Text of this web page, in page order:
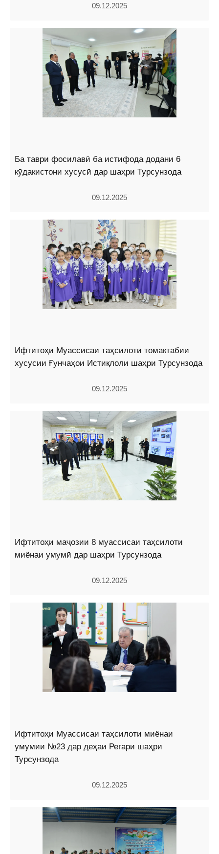
09.12.2025
Ба таври фосилавӣ ба истифода додани 6
кӯдакистони хусусӣ дар шаҳри Турсунзода
09.12.2025
Ифтитоҳи Муассисаи таҳсилоти томактабии
хусусии Ғунчаҳои Истиқлоли шаҳри Турсунзода
09.12.2025
Ифтитоҳи маҷозии 8 муассисаи таҳсилоти
миёнаи умумӣ дар шаҳри Турсунзода
09.12.2025
Ифтитоҳи Муассисаи таҳсилоти миёнаи
умумии №23 дар деҳаи Регари шаҳри
Турсунзода
09.12.2025